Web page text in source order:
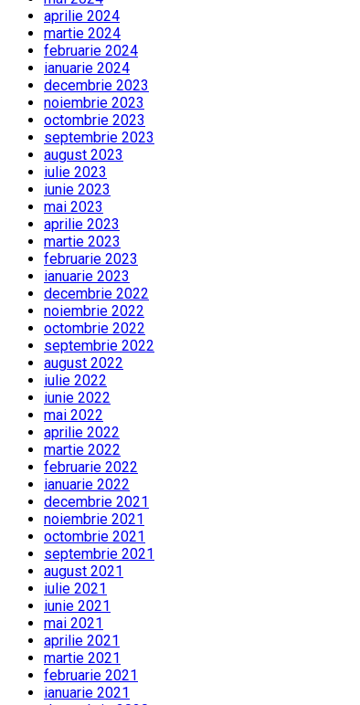
aprilie 2024
martie 2024
februarie 2024
ianuarie 2024
decembrie 2023
noiembrie 2023
octombrie 2023
septembrie 2023
august 2023
iulie 2023
iunie 2023
mai 2023
aprilie 2023
martie 2023
februarie 2023
ianuarie 2023
decembrie 2022
noiembrie 2022
octombrie 2022
septembrie 2022
august 2022
iulie 2022
iunie 2022
mai 2022
aprilie 2022
martie 2022
februarie 2022
ianuarie 2022
decembrie 2021
noiembrie 2021
octombrie 2021
septembrie 2021
august 2021
iulie 2021
iunie 2021
mai 2021
aprilie 2021
martie 2021
februarie 2021
ianuarie 2021